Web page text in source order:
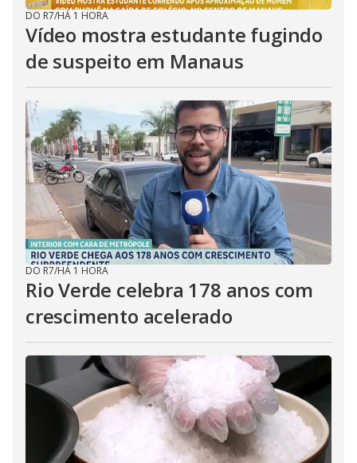
DO R7/HÁ 1 HORA
Vídeo mostra estudante fugindo
de suspeito em Manaus
DO R7/HÁ 1 HORA
Rio Verde celebra 178 anos com
crescimento acelerado